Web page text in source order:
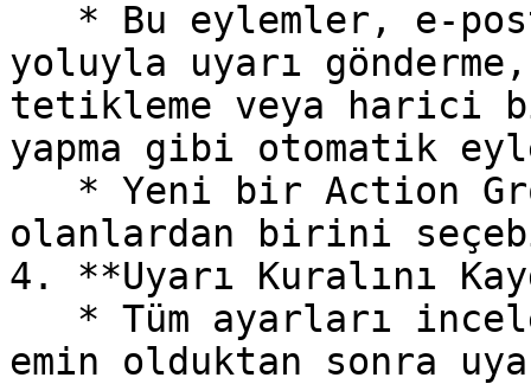
yoluyla uyarı
tetikleme veya harici
yapma gibi otomatik
olanlardan birini
4. **Uyarı Kuralını
emin olduktan sonra